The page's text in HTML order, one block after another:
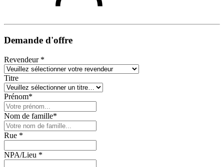
Demande d'offre
Revendeur *
Titre
Prénom*
Nom de famille*
Rue *
NPA/Lieu *